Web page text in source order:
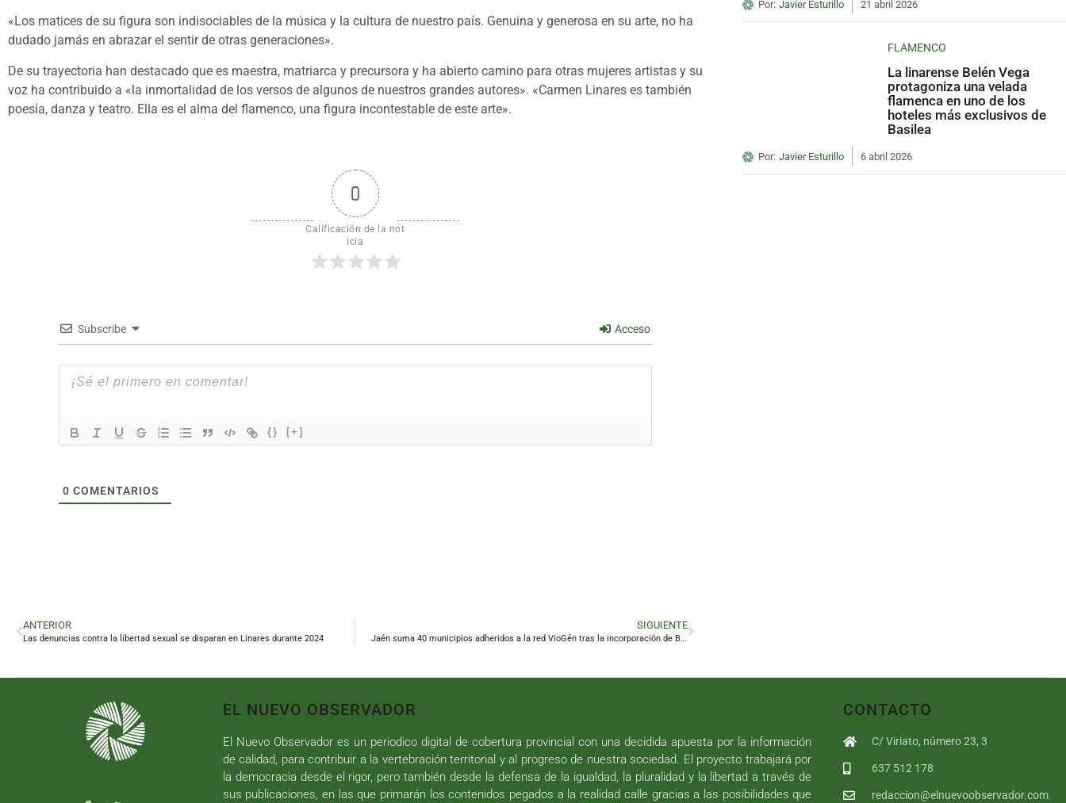
«Los matices de su figura son indisociables de la música y la cultura de nuestro país. Genuina y generosa en su arte, no ha
dudado jamás en abrazar el sentir de otras generaciones».
De su trayectoria han destacado que es maestra, matriarca y precursora y ha abierto camino para otras mujeres artistas y su
voz ha contribuido a «la inmortalidad de los versos de algunos de nuestros grandes autores». «Carmen Linares es también
poesía, danza y teatro. Ella es el alma del flamenco, una figura incontestable de este arte».
0
Calificación de la not
icia
Subscribe Acceso
{} [+]
0 COMENTARIOS
ANTERIOR
Las denuncias contra la libertad sexual se disparan en Linares durante 2024
SIGUIENTE
Jaén suma 40 municipios adheridos a la red VioGén tras la incorporación de Baños de la Encina
Por: Javier Esturillo 21 abril 2026
FLAMENCO
La linarense Belén Vega
protagoniza una velada
flamenca en uno de los
hoteles más exclusivos de
Basilea
Por: Javier Esturillo 6 abril 2026
EL NUEVO OBSERVADOR
El Nuevo Observador es un periodico digital de cobertura provincial con una decidida apuesta por la información
de calidad, para contribuir a la vertebración territorial y al progreso de nuestra sociedad. El proyecto trabajará por
la democracia desde el rigor, pero también desde la defensa de la igualdad, la pluralidad y la libertad a través de
sus publicaciones, en las que primarán los contenidos pegados a la realidad calle gracias a las posibilidades que
CONTACTO
C/ Viriato, número 23, 3
637 512 178
redaccion@elnuevoobservador.com